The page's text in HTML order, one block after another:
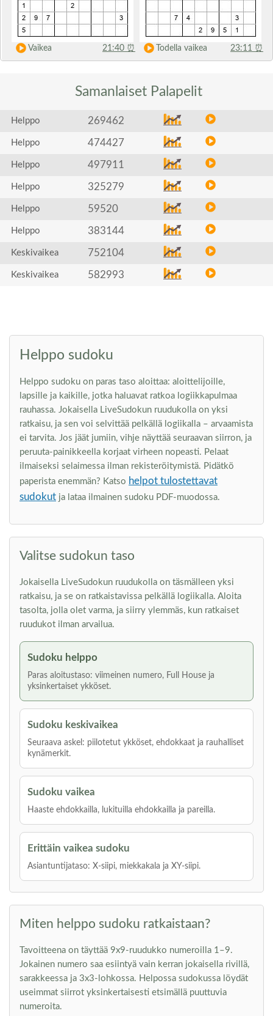
Vaikea 21:40 ⏰ Todella vaikea 23:11 ⏰
Samanlaiset Palapelit
Helppo 269462
Helppo 474427
Helppo 497911
Helppo 325279
Helppo 59520
Helppo 383144
Keskivaikea 752104
Keskivaikea 582993
Helppo sudoku
Helppo sudoku on paras taso aloittaa: aloittelijoille,
lapsille ja kaikille, jotka haluavat ratkoa logiikkapulmaa
rauhassa. Jokaisella LiveSudokun ruudukolla on yksi
ratkaisu, ja sen voi selvittää pelkällä logiikalla – arvaamista
ei tarvita. Jos jäät jumiin, vihje näyttää seuraavan siirron, ja
peruuta-painikkeella korjaat virheen nopeasti. Pelaat
ilmaiseksi selaimessa ilman rekisteröitymistä. Pidätkö
paperista enemmän? Katso helpot tulostettavat
sudokut ja lataa ilmainen sudoku PDF-muodossa.
Valitse sudokun taso
Jokaisella LiveSudokun ruudukolla on täsmälleen yksi
ratkaisu, ja se on ratkaistavissa pelkällä logiikalla. Aloita
tasolta, jolla olet varma, ja siirry ylemmäs, kun ratkaiset
ruudukot ilman arvailua.
Sudoku helppo
Paras aloitustaso: viimeinen numero, Full House ja
yksinkertaiset ykköset.
Sudoku keskivaikea
Seuraava askel: piilotetut ykköset, ehdokkaat ja rauhalliset
kynämerkit.
Sudoku vaikea
Haaste ehdokkailla, lukituilla ehdokkailla ja pareilla.
Erittäin vaikea sudoku
Asiantuntijataso: X-siipi, miekkakala ja XY-siipi.
Miten helppo sudoku ratkaistaan?
Tavoitteena on täyttää 9x9-ruudukko numeroilla 1–9.
Jokainen numero saa esiintyä vain kerran jokaisella rivillä,
sarakkeessa ja 3x3-lohkossa. Helpossa sudokussa löydät
useimmat siirrot yksinkertaisesti etsimällä puuttuvia
numeroita.